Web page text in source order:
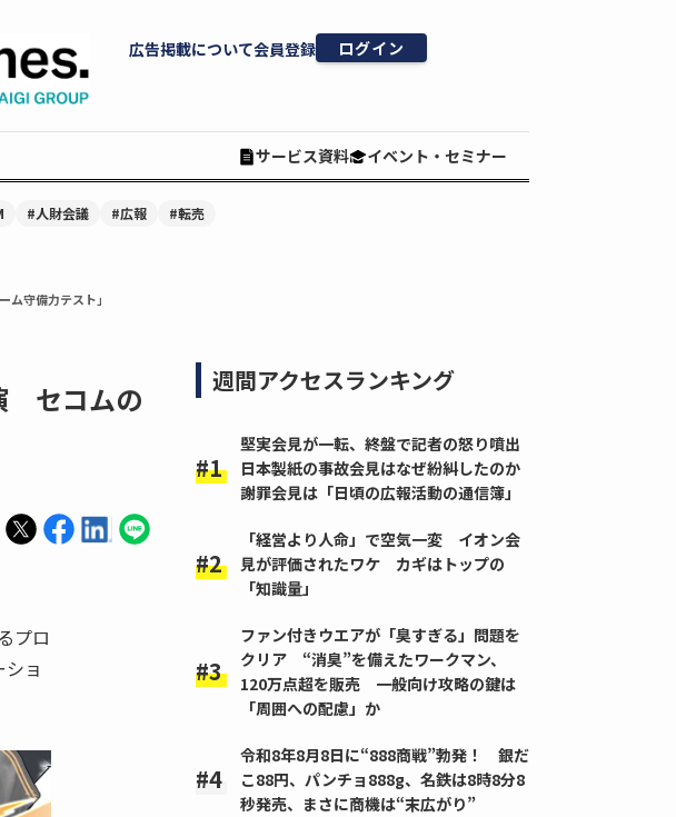
広告掲載について会員登録 ログイン
サービス資料 イベント・セミナー
#人財会議 #広報 #転売
守備力テスト」
セコムの
プロ
ョ
週間アクセスランキング
堅実会見が一転、終盤で記者の怒り噴出
日本製紙の事故会見はなぜ紛糾したのか
謝罪会見は「日頃の広報活動の通信簿」
「経営より人命」で空気一変 イオン会
見が評価されたワケ カギはトップの
「知識量」
ファン付きウエアが「臭すぎる」問題を
クリア “消臭”を備えたワークマン、
120万点超を販売 一般向け攻略の鍵は
「周囲への配慮」か
令和8年8月8日に“888商戦”勃発！ 銀だ
こ88円、パンチョ888g、名鉄は8時8分8
秒発売、まさに商機は“末広がり”